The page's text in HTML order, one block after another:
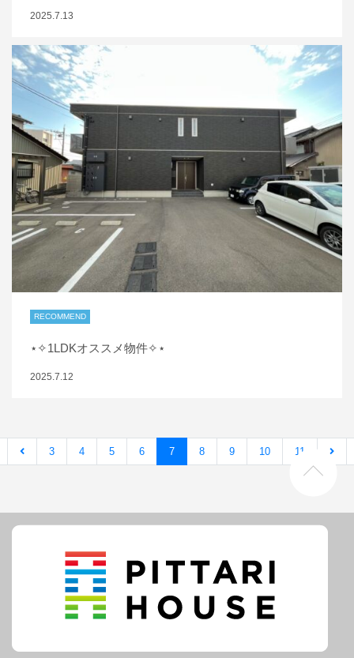
2025.7.13
RECOMMEND
⋆✧1LDKオススメ物件✧⋆
2025.7.12
3 4 5 6 7 8 9 10 11